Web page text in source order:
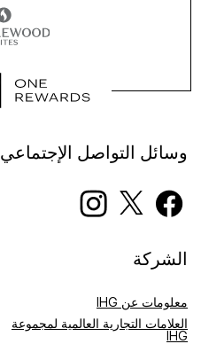
وسائل التواصل الإجتماعي
الشركة
معلومات عن IHG
العلامات التجارية العالمية لمجموعة
IHG